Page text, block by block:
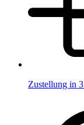
Zustellung in